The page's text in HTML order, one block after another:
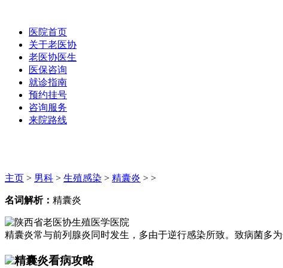
医院首页
关于老医协
老医协医生
医保咨询
就诊指南
预约挂号
咨询服务
来院路线
主页 > 男科 > 生殖感染 > 精囊炎 > >
名词解析： 精囊炎
精囊炎常与前列腺炎同时发生，多由于逆行感染所致。致病菌多
精囊炎看病攻略